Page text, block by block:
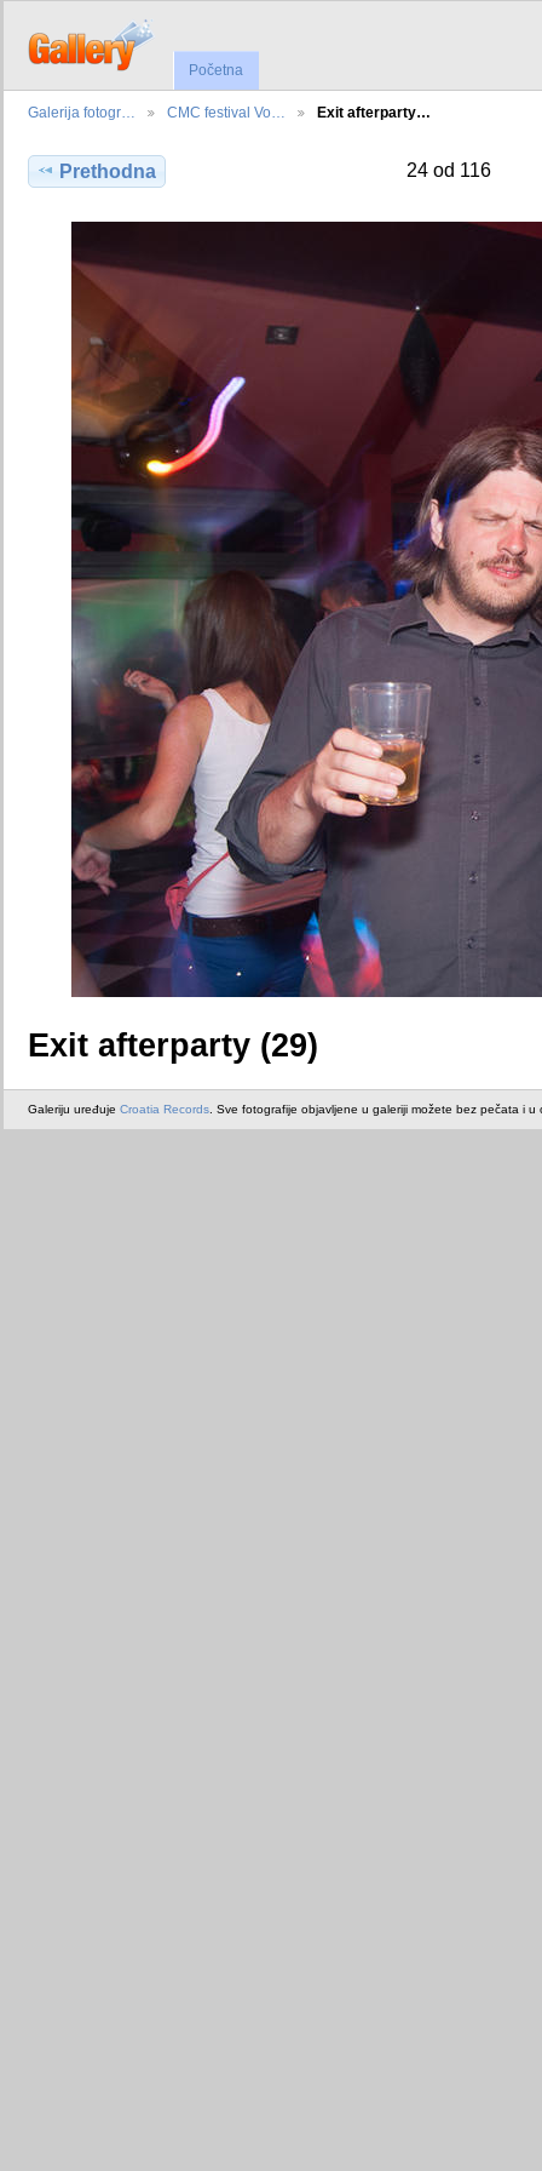
Početna
Galerija fotogr… CMC festival Vo… Exit afterparty…
Prethodna 24 od 116
Exit afterparty (29)
Galeriju uređuje Croatia Records . Sve fotografije objavljene u galeriji možete bez pečata i